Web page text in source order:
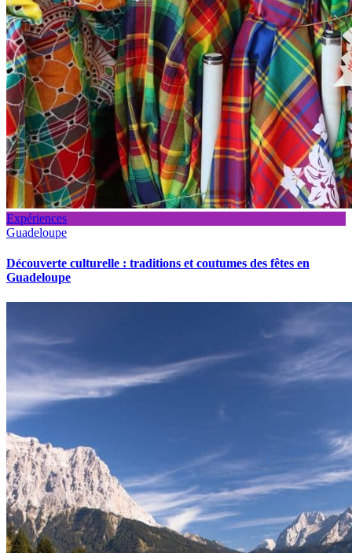
Expériences
Guadeloupe
Découverte culturelle : traditions et coutumes des fêtes en
Guadeloupe